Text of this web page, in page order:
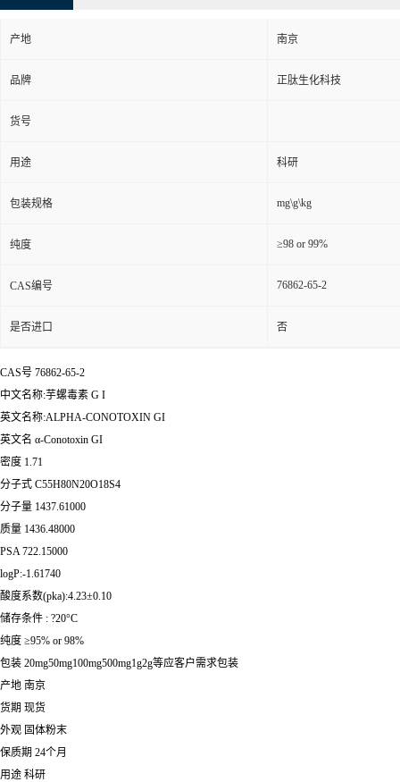
产地 南京
品牌 正肽生化科技
货号
用途 科研
包装规格 mg\g\kg
纯度 ≥98 or 99%
CAS编号 76862-65-2
是否进口 否
CAS号 76862-65-2
中文名称:芋螺毒素 G I
英文名称:ALPHA-CONOTOXIN GI
英文名 α-Conotoxin GI
密度 1.71
分子式 C55H80N20O18S4
分子量 1437.61000
质量 1436.48000
PSA 722.15000
logP:-1.61740
酸度系数(pka):4.23±0.10
储存条件 : ?20°C
纯度 ≥95% or 98%
包装 20mg50mg100mg500mg1g2g等应客户需求包装
产地 南京
货期 现货
外观 固体粉末
保质期 24个月
用途 科研